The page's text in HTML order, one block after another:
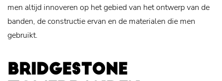
men altijd innoveren op het gebied van het ontwerp van de
banden, de constructie ervan en de materialen die men
gebruikt.
BRIDGESTONE